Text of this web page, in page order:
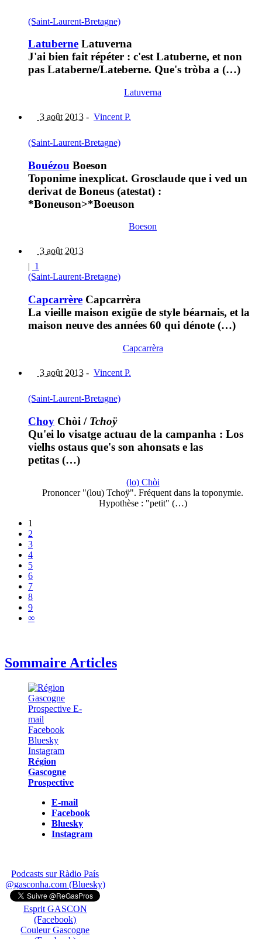
(Saint-Laurent-Bretagne)
Latuberne Latuverna
J'ai bien fait répéter : c'est Latuberne, et non
pas Lataberne/Lateberne. Que's tròba a (…)
Latuverna
3 août 2013 - Vincent P.
(Saint-Laurent-Bretagne)
Bouézou Boeson
Toponime inexplicat. Grosclaude que i ved un
derivat de Boneus (atestat) :
*Boneuson>*Boeuson
Boeson
3 août 2013
| 1
(Saint-Laurent-Bretagne)
Capcarrère Capcarrèra
La vieille maison exigüe de style béarnais, et la
maison neuve des années 60 qui dénote (…)
Capcarrèra
3 août 2013 - Vincent P.
(Saint-Laurent-Bretagne)
Choy Chòi / Tchoÿ
Qu'ei lo visatge actuau de la campanha : Los
vielhs ostaus que's son ahonsats e las
petitas (…)
(lo) Chòi
Prononcer "(lou) Tchoÿ". Fréquent dans la toponymie.
Hypothèse : "petit" (…)
1
2
3
4
5
6
7
8
9
∞
Sommaire Articles
Région
Gascogne
Prospective
E-mail
Facebook
Bluesky
Instagram
Podcasts sur Ràdio País
@gasconha.com (Bluesky)
Esprit GASCON
(Facebook)
Couleur Gascogne